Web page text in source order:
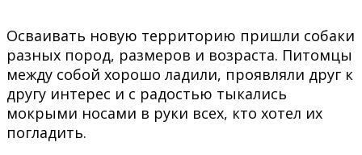
Осваивать новую территорию пришли собаки
разных пород, размеров и возраста. Питомцы
между собой хорошо ладили, проявляли друг к
другу интерес и с радостью тыкались
мокрыми носами в руки всех, кто хотел их
погладить.